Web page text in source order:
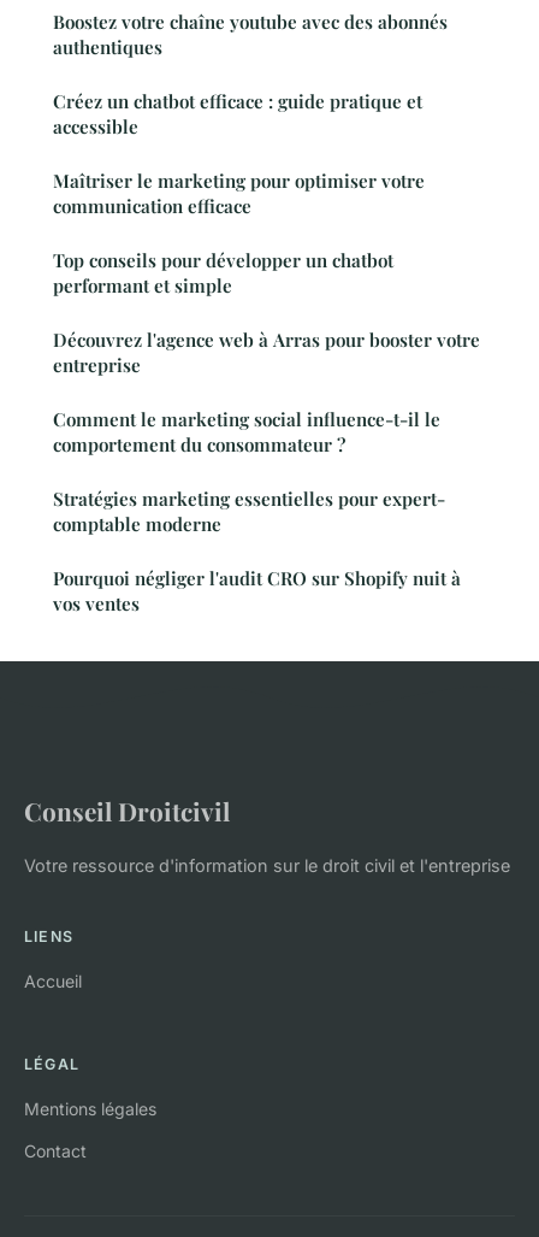
Boostez votre chaîne youtube avec des abonnés
authentiques
Créez un chatbot efficace : guide pratique et
accessible
Maîtriser le marketing pour optimiser votre
communication efficace
Top conseils pour développer un chatbot
performant et simple
Découvrez l'agence web à Arras pour booster votre
entreprise
Comment le marketing social influence-t-il le
comportement du consommateur ?
Stratégies marketing essentielles pour expert-
comptable moderne
Pourquoi négliger l'audit CRO sur Shopify nuit à
vos ventes
Conseil Droitcivil
Votre ressource d'information sur le droit civil et l'entreprise
LIENS
Accueil
LÉGAL
Mentions légales
Contact